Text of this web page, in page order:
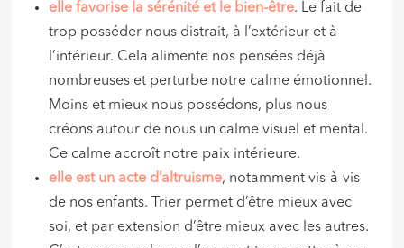
elle favorise la sérénité et le bien-être. Le fait de
trop posséder nous distrait, à l’extérieur et à
l’intérieur. Cela alimente nos pensées déjà
nombreuses et perturbe notre calme émotionnel.
Moins et mieux nous possédons, plus nous
créons autour de nous un calme visuel et mental.
Ce calme accroît notre paix intérieure.
elle est un acte d’altruisme, notamment vis-à-vis
de nos enfants. Trier permet d’être mieux avec
soi, et par extension d’être mieux avec les autres.